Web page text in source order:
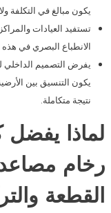
يكون مبالغ في التكلفة
تستفيد العيادات
الانطباع البصري في هذه
يفرض التصميم الداخلي
يكون التنسيق بين
نتيجة متكاملة.
لماذا يفضل
رخام
القطعة